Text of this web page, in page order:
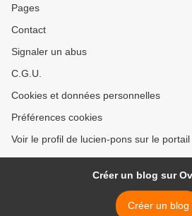
Pages
Contact
Signaler un abus
C.G.U.
Cookies et données personnelles
Préférences cookies
Voir le profil de lucien-pons sur le
Créer un blog sur
Créer un blog